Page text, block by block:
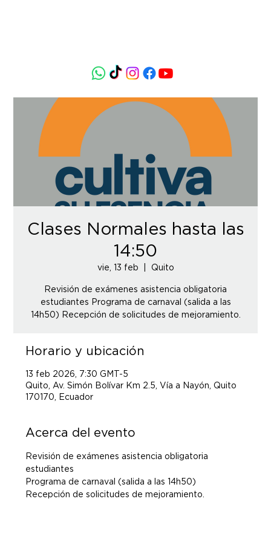
Clases Normales hasta las
14:50
vie, 13 feb Quito
Revisión de exámenes asistencia obligatoria
estudiantes Programa de carnaval (salida a las
14h50) Recepción de solicitudes de mejoramiento.
Horario y ubicación
13 feb 2026, 7:30 GMT-5
Quito, Av. Simón Bolívar Km 2.5, Vía a Nayón, Quito
170170, Ecuador
Acerca del evento
Revisión de exámenes asistencia obligatoria
estudiantes
Programa de carnaval (salida a las 14h50)
Recepción de solicitudes de mejoramiento.